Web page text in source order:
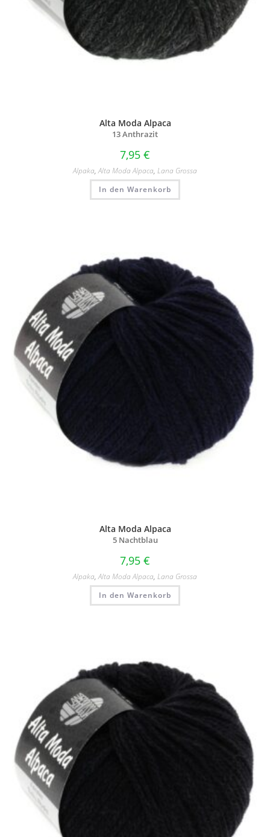
Alta Moda Alpaca
13 Anthrazit
7,95 €
Alpaka,Alta Moda Alpaca, Lana Grossa
In den Warenkorb
Alta Moda Alpaca
5 Nachtblau
7,95 €
Alpaka,Alta Moda Alpaca, Lana Grossa
In den Warenkorb